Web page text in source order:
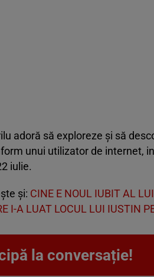
adoră să exploreze și să
unui utilizator de internet,
iulie.
și: CINE E NOUL IUBIT AL
I-A LUAT LOCUL LUI IUSTIN
la conversație!